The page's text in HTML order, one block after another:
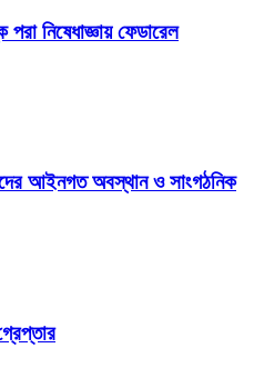
নিষেধাজ্ঞায় ফেডারেল
আইনগত অবস্থান ও সাংগঠনিক